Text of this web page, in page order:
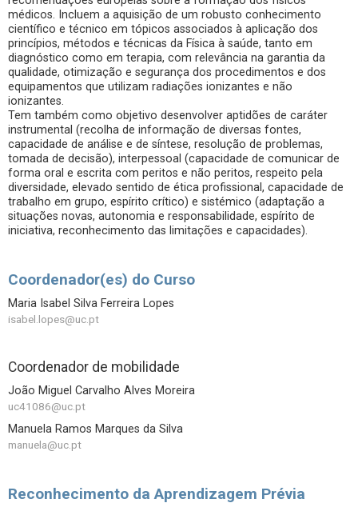
médicos. Incluem a aquisição de um robusto conhecimento
científico e técnico em tópicos associados à aplicação dos
princípios, métodos e técnicas da Física à saúde, tanto em
diagnóstico como em terapia, com relevância na garantia da
qualidade, otimização e segurança dos procedimentos e dos
equipamentos que utilizam radiações ionizantes e não
ionizantes.
Tem também como objetivo desenvolver aptidões de caráter
instrumental (recolha de informação de diversas fontes,
capacidade de análise e de síntese, resolução de problemas,
tomada de decisão), interpessoal (capacidade de comunicar de
forma oral e escrita com peritos e não peritos, respeito pela
diversidade, elevado sentido de ética profissional, capacidade de
trabalho em grupo, espírito crítico) e sistémico (adaptação a
situações novas, autonomia e responsabilidade, espírito de
iniciativa, reconhecimento das limitações e capacidades).
Coordenador(es) do Curso
Maria Isabel Silva Ferreira Lopes
isabel.lopes@uc.pt
Coordenador de mobilidade
João Miguel Carvalho Alves Moreira
uc41086@uc.pt
Manuela Ramos Marques da Silva
manuela@uc.pt
Reconhecimento da Aprendizagem Prévia